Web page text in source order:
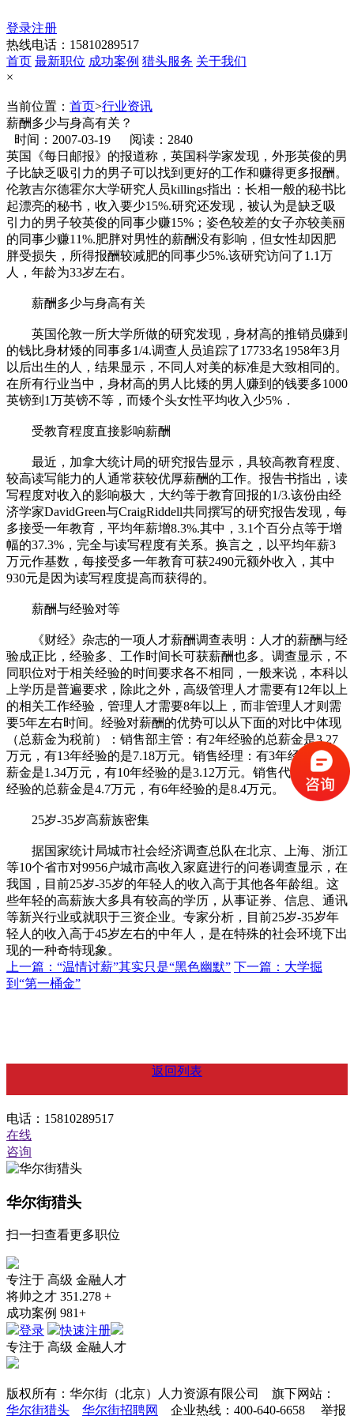
登录注册
热线电话：15810289517
首页 最新职位 成功案例 猎头服务 关于我们
×
当前位置： 首页>行业资讯
薪酬多少与身高有关？
时间：2007-03-19
阅读：2840
英国《每日邮报》的报道称，英国科学家发现，外形英俊的男
子比缺乏吸引力的男子可以找到更好的工作和赚得更多报酬。
伦敦吉尔德霍尔大学研究人员killings指出：长相一般的秘书比
起漂亮的秘书，收入要少15%.研究还发现，被认为是缺乏吸
引力的男子较英俊的同事少赚15%；姿色较差的女子亦较美丽
的同事少赚11%.肥胖对男性的薪酬没有影响，但女性却因肥
胖受损失，所得报酬较减肥的同事少5%.该研究访问了1.1万
人，年龄为33岁左右。
薪酬多少与身高有关
英国伦敦一所大学所做的研究发现，身材高的推销员赚到
的钱比身材矮的同事多1/4.调查人员追踪了17733名1958年3月
以后出生的人，结果显示，不同人对美的标准是大致相同的。
在所有行业当中，身材高的男人比矮的男人赚到的钱要多1000
英镑到1万英镑不等，而矮个头女性平均收入少5%．
受教育程度直接影响薪酬
最近，加拿大统计局的研究报告显示，具较高教育程度、
较高读写能力的人通常获较优厚薪酬的工作。报告书指出，读
写程度对收入的影响极大，大约等于教育回报的1/3.该份由经
济学家DavidGreen与CraigRiddell共同撰写的研究报告发现，每
多接受一年教育，平均年薪增8.3%.其中，3.1个百分点等于增
幅的37.3%，完全与读写程度有关系。换言之，以平均年薪3
万元作基数，每接受多一年教育可获2490元额外收入，其中
930元是因为读写程度提高而获得的。
薪酬与经验对等
《财经》杂志的一项人才薪酬调查表明：人才的薪酬与经
验成正比，经验多、工作时间长可获薪酬也多。调查显示，不
同职位对于相关经验的时间要求各不相同，一般来说，本科以
上学历是普遍要求，除此之外，高级管理人才需要有12年以上
的相关工作经验，管理人才需要8年以上，而非管理人才则需
要5年左右时间。经验对薪酬的优势可以从下面的对比中体现
（总薪金为税前）：销售部主管：有2年经验的总薪金是3.27
万元，有13年经验的是7.18万元。销售经理：有3年经验的总
薪金是1.34万元，有10年经验的是3.12万元。销售代表：有2年
经验的总薪金是4.7万元，有6年经验的是8.4万元。
25岁-35岁高薪族密集
据国家统计局城市社会经济调查总队在北京、上海、浙江
等10个省市对9956户城市高收入家庭进行的问卷调查显示，在
我国，目前25岁-35岁的年轻人的收入高于其他各年龄组。这
些年轻的高薪族大多具有较高的学历，从事证券、信息、通讯
等新兴行业或就职于三资企业。专家分析，目前25岁-35岁年
轻人的收入高于45岁左右的中年人，是在特殊的社会环境下出
现的一种奇特现象。
上一篇：“温情讨薪”其实只是“黑色幽默” 下一篇：大学掘
到“第一桶金”
返回列表
电话：15810289517
在线
咨询
华尔街猎头
扫一扫查看更多职位
专注于 高级 金融人才
将帅之才 351.278 +
成功案例 981+
登录
快速注册
专注于 高级 金融人才
版权所有：华尔街（北京）人力资源有限公司 旗下网站：
华尔街猎头
华尔街招聘网 企业热线：400-640-6658 举报